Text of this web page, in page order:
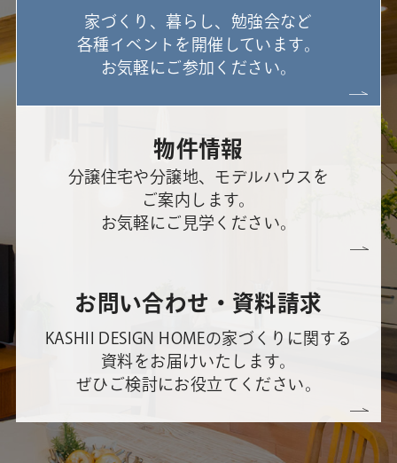
家づくり、暮らし、勉強会など
各種イベントを開催しています。
お気軽にご参加ください。
物件情報
分譲住宅や分譲地、モデルハウスを
ご案内します。
お気軽にご見学ください。
お問い合わせ・資料請求
KASHII DESIGN HOMEの家づくりに関する
資料をお届けいたします。
ぜひご検討にお役立てください。